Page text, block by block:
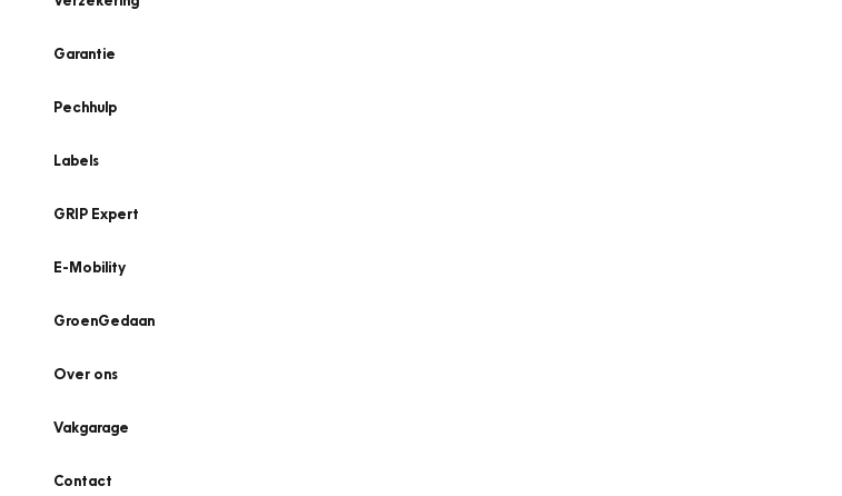
Garantie
Pechhulp
Labels
GRIP Expert
E-Mobility
GroenGedaan
Over ons
Vakgarage
Contact